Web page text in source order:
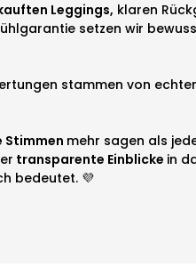
Leggings, klaren
setzen wir
stammen von
Stimmen mehr sagen als
transparente Einblicke in
bedeutet. 💜